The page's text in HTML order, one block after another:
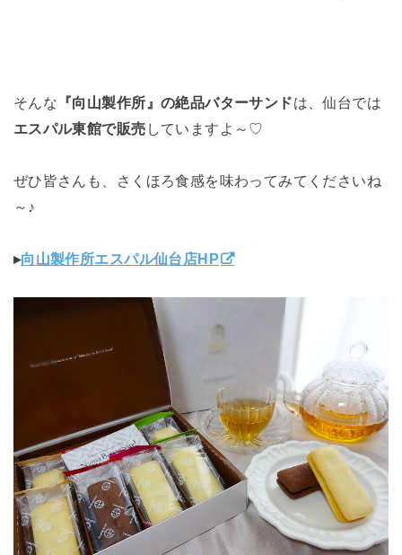
そんな 『向山製作所』の絶品バターサンドは、仙台では
エスパル東館で販売 していますよ～♡
ぜひ皆さんも、さくほろ食感を味わってみてくださいね
～♪
▸向山製作所エスパル仙台店HP